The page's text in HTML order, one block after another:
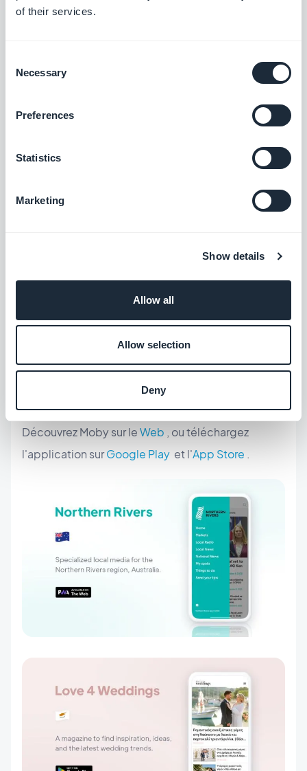
of their services.
Selection
Necessary
Preferences
Statistics
Marketing
Show details
Allow all
Allow selection
Deny
magazine du futur !
Téléchargez l'application Fibee sur Google Playet
Découvrez Moby sur leWeb , ou téléchargez
l'application surGoogle Play et l'App Store .